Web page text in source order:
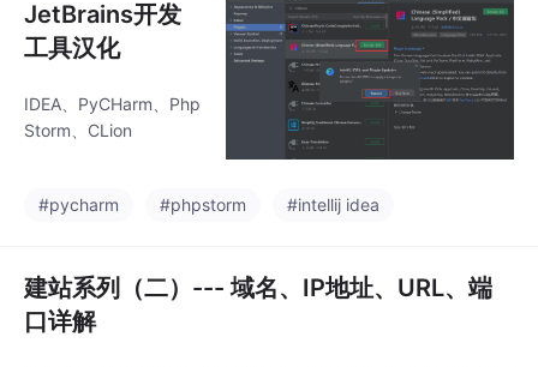
JetBrains开发
工具汉化
IDEA、PyCHarm、Php
Storm、CLion
#pycharm #phpstorm #intellij idea
建站系列（二）--- 域名、IP地址、URL、端
口详解